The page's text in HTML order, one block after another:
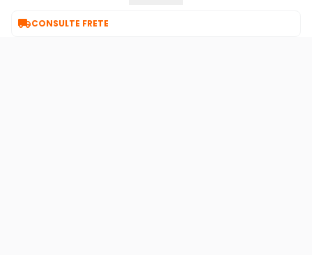
CONSULTE FRETE